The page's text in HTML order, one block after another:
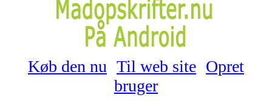
Køb den nu Til web site Opret
bruger